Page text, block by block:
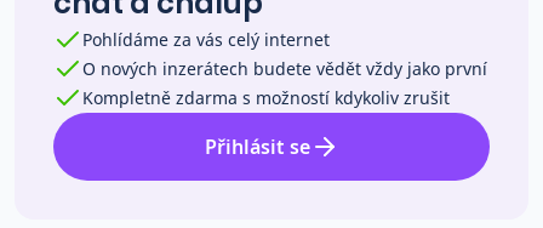
Pohlídáme za vás celý internet
O nových inzerátech budete vědět vždy jako první
Kompletně zdarma s možností kdykoliv zrušit
Přihlásit se